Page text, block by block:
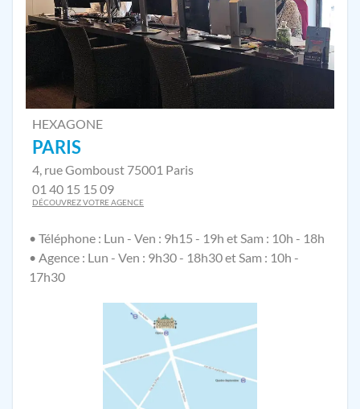
HEXAGONE
PARIS
4, rue Gomboust 75001 Paris
01 40 15 15 09
DÉCOUVREZ VOTRE AGENCE
• Téléphone : Lun - Ven : 9h15 - 19h et Sam : 10h - 18h
• Agence : Lun - Ven : 9h30 - 18h30 et Sam : 10h -
17h30